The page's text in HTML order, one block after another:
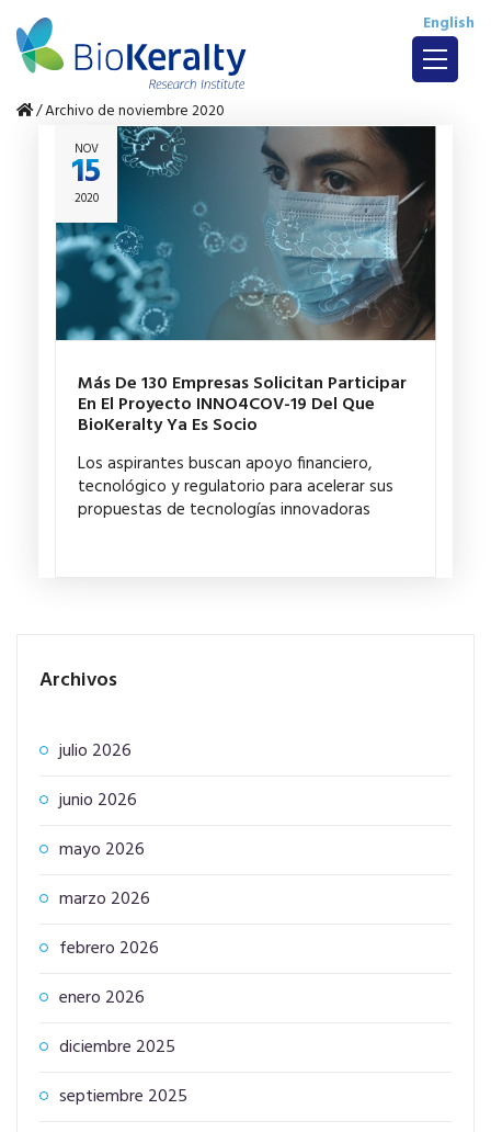
English
/Archivo de noviembre 2020
NOV
15
2020
Más De 130 Empresas Solicitan Participar
En El Proyecto INNO4COV-19 Del Que
BioKeralty Ya Es Socio
Los aspirantes buscan apoyo financiero,
tecnológico y regulatorio para acelerar sus
propuestas de tecnologías innovadoras
Archivos
julio 2026
junio 2026
mayo 2026
marzo 2026
febrero 2026
enero 2026
diciembre 2025
septiembre 2025